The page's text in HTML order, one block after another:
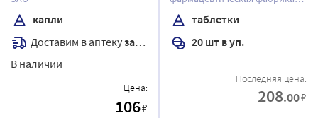
капли
Доставим в аптекузавтра
В наличии
Цена:
106₽
ЗАО
таблетки
20 шт в уп.
Последняя цена:
208.00₽